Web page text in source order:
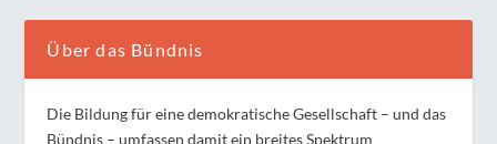
Über das Bündnis
Die Bildung für eine demokratische Gesellschaft – und das
Bündnis – umfassen damit ein breites Spektrum